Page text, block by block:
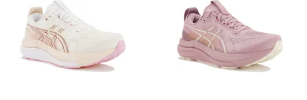
Preis aufsteigend